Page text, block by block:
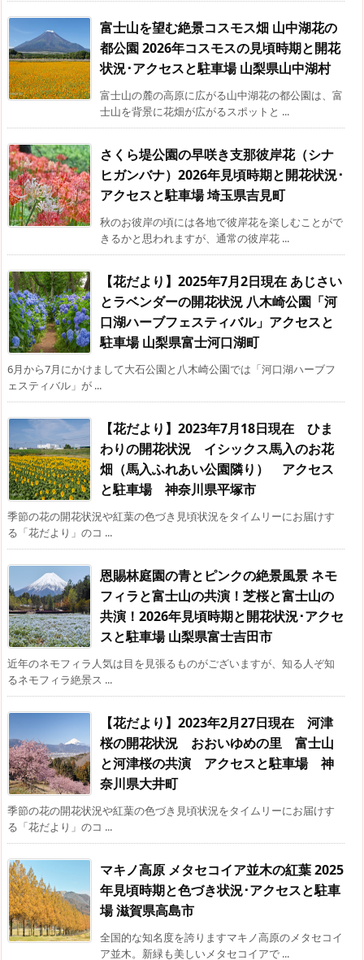
富士山を望む絶景コスモス畑 山中湖花の
都公園 2026年コスモスの見頃時期と開花
状況･アクセスと駐車場 山梨県山中湖村
富士山の麓の高原に広がる山中湖花の都公園は、富
士山を背景に花畑が広がるスポットと ...
さくら堤公園の早咲き支那彼岸花（シナ
ヒガンバナ）2026年見頃時期と開花状況･
アクセスと駐車場 埼玉県吉見町
秋のお彼岸の頃には各地で彼岸花を楽しむことがで
きるかと思われますが、通常の彼岸花 ...
【花だより】2025年7月2日現在 あじさい
とラベンダーの開花状況 八木崎公園「河
口湖ハーブフェスティバル」アクセスと
駐車場 山梨県富士河口湖町
6月から7月にかけまして大石公園と八木崎公園では「河口湖ハーブフ
ェスティバル」が ...
【花だより】2023年7月18日現在 ひま
わりの開花状況 イシックス馬入のお花
畑（馬入ふれあい公園隣り） アクセス
と駐車場 神奈川県平塚市
季節の花の開花状況や紅葉の色づき見頃状況をタイムリーにお届けす
る「花だより」のコ ...
恩賜林庭園の青とピンクの絶景風景 ネモ
フィラと富士山の共演！芝桜と富士山の
共演！2026年見頃時期と開花状況･アクセ
スと駐車場 山梨県富士吉田市
近年のネモフィラ人気は目を見張るものがございますが、知る人ぞ知
るネモフィラ絶景ス ...
【花だより】2023年2月27日現在 河津
桜の開花状況 おおいゆめの里 富士山
と河津桜の共演 アクセスと駐車場 神
奈川県大井町
季節の花の開花状況や紅葉の色づき見頃状況をタイムリーにお届けす
る「花だより」のコ ...
マキノ高原 メタセコイア並木の紅葉 2025
年見頃時期と色づき状況･アクセスと駐車
場 滋賀県高島市
全国的な知名度を誇りますマキノ高原のメタセコイ
ア並木。新緑も美しいメタセコイアで ...